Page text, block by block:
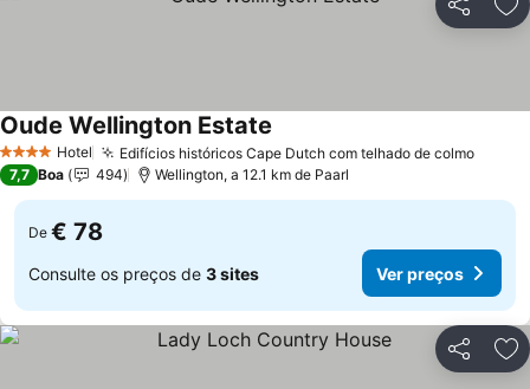
Partilhar
4 EstrelasHotel Edifícios históricos Cape Dutch com telhado de colmoVer
Oude Wellington Estate
7,7 Boa 494 Wellington, a 12.1 km de Paarl
De € 78
Consulte os preços de 3 sites Ver preços
Partilhar